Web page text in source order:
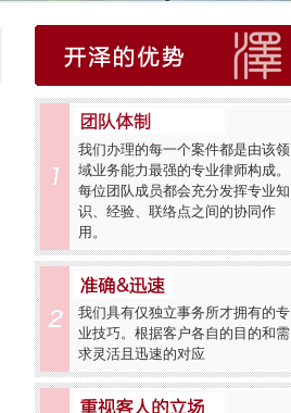
我们办理的每一个案件都是由该领
域业务能力最强的专业律师构成。
每位团队成员都会充分发挥专业知
识、经验、联络点之间的协同作
用。
我们具有仅独立事务所才拥有的专
业技巧。根据客户各自的目的和需
求灵活且迅速的对应